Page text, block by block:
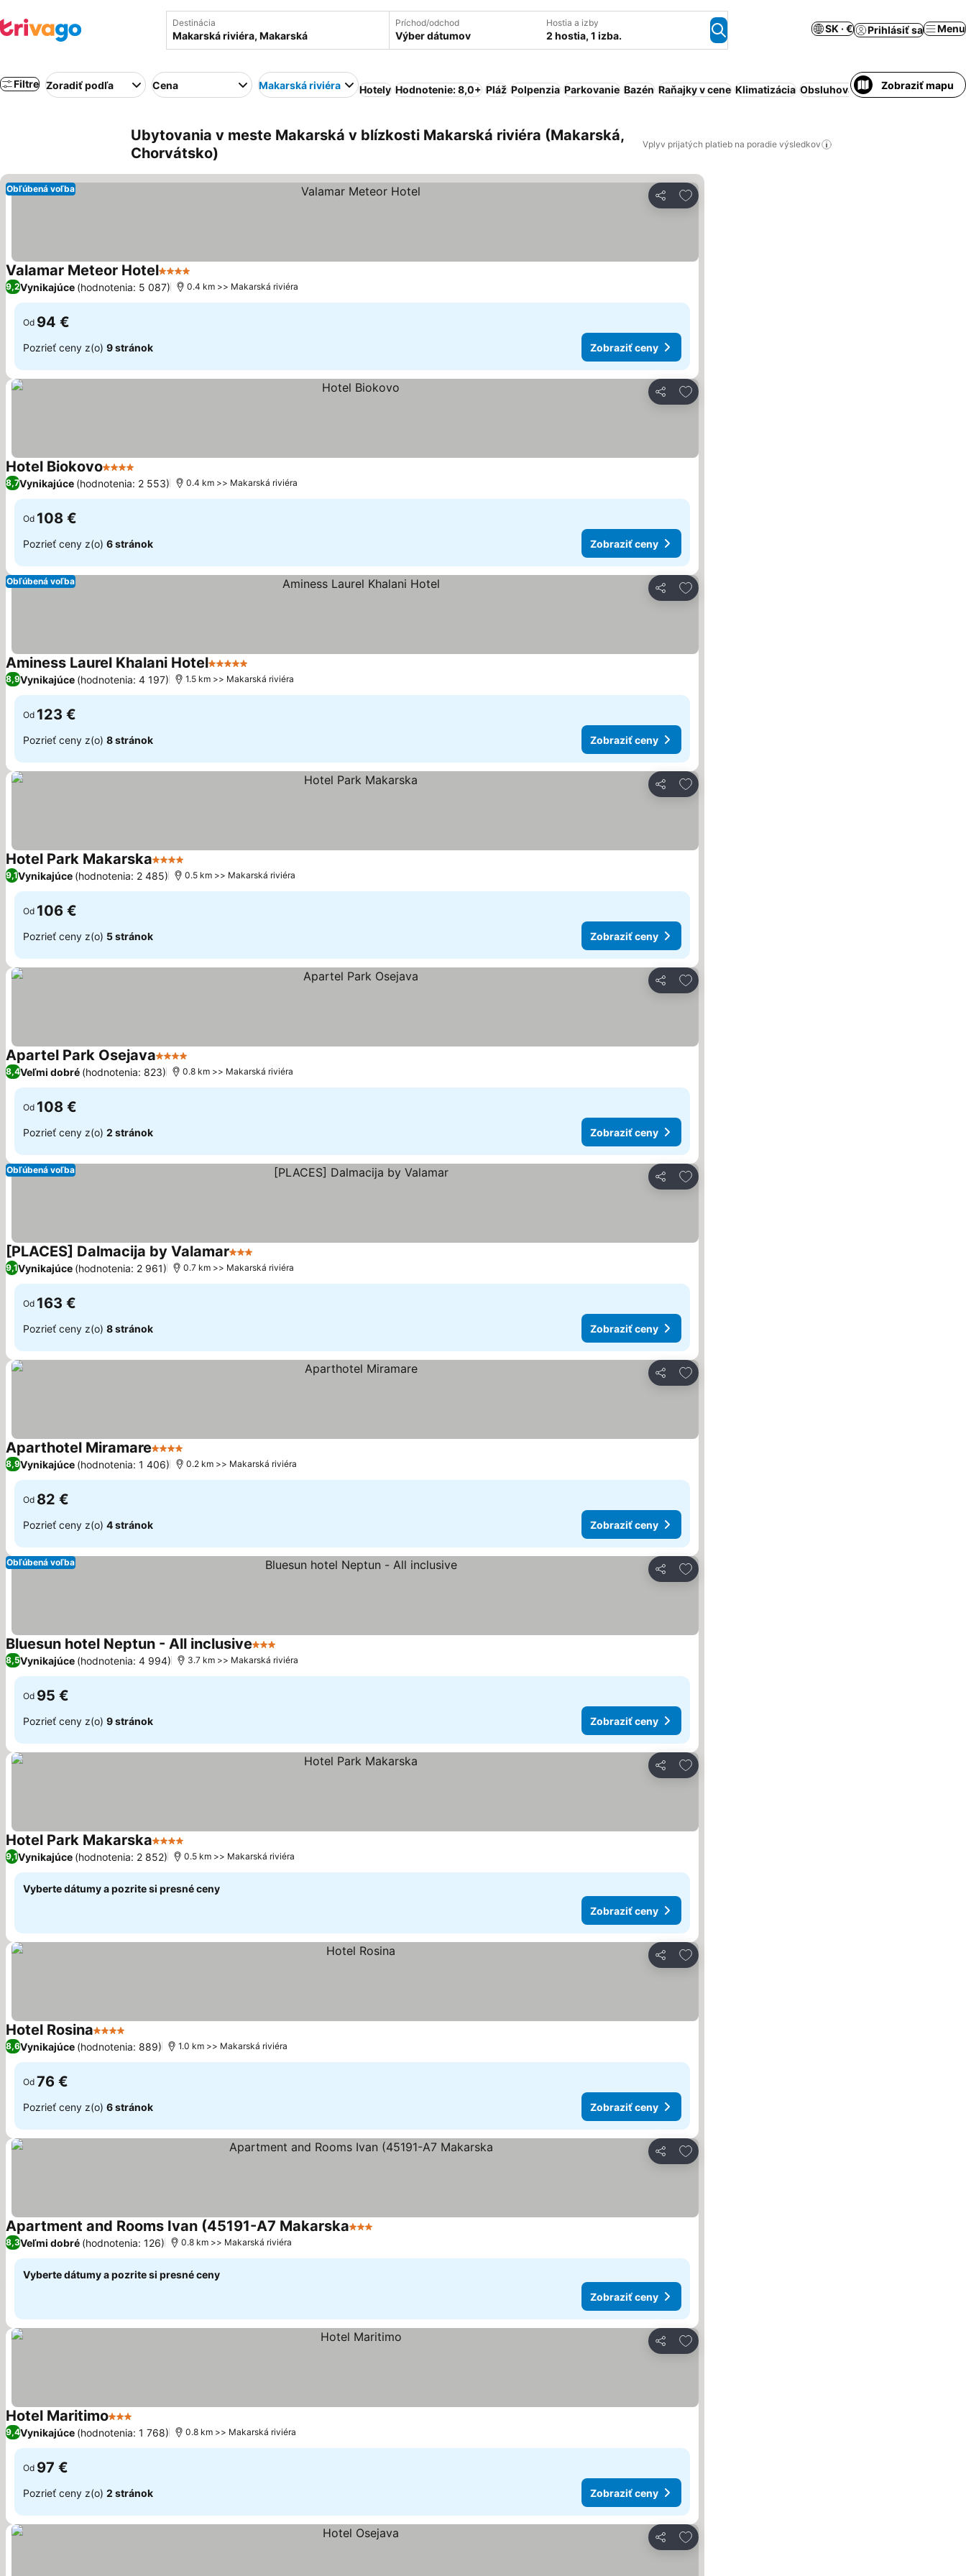
Destinácia Príchod/odchod
Výber dátumov
Hostia a izby
2 hostia, 1 izba.
SK · € Prihlásiť sa Menu
Filtre Zoradiť podľa Cena Makarská riviéra Hotely Hodnotenie: 8,0+ Pláž Polpenzia Parkovanie Bazén Raňajky v cene Klimatizácia Obsluhovaný apartmán Celý
Zobraziť mapu
Ubytovania v meste Makarská v blízkosti Makarská riviéra (Makarská,
Chorvátsko)
Vplyv prijatých platieb na poradie výsledkov
Zdieľať
Pridať do obľúbených
Obľúbená voľba
Valamar Meteor Hotel4 Počet hviezdičiek
9,2Vynikajúce (hodnotenia: 5 087) 0.4 km >> Makarská riviéra
Od 94 €
Pozrieť ceny z(o) 9 stránok Zobraziť ceny
Zdieľať
Pridať do obľúbených
Hotel Biokovo4 Počet hviezdičiek
Zobraziť ceny
8,7Vynikajúce (hodnotenia: 2 553) 0.4 km >> Makarská riviéra
Od 108 €
Pozrieť ceny z(o) 6 stránok Zobraziť ceny
Zdieľať
Pridať do obľúbených
Obľúbená voľba
Aminess Laurel Khalani Hotel5 Počet hviezdičiek
8,9Vynikajúce (hodnotenia: 4 197) 1.5 km >> Makarská riviéra
Od 123 €
Pozrieť ceny z(o) 8 stránok Zobraziť ceny
Zdieľať
Pridať do obľúbených
Hotel Park Makarska4 Počet hviezdičiek
9,1Vynikajúce (hodnotenia: 2 485) 0.5 km >> Makarská riviéra
Od 106 €
Pozrieť ceny z(o) 5 stránok Zobraziť ceny
Zdieľať
Pridať do obľúbených
Apartel Park Osejava4 Počet hviezdičiek
8,4Veľmi dobré (hodnotenia: 823) 0.8 km >> Makarská riviéra
Od 108 €
Pozrieť ceny z(o) 2 stránok Zobraziť ceny
Zdieľať
Pridať do obľúbených
Obľúbená voľba
[PLACES] Dalmacija by Valamar3 Počet hviezdičiek
9,1Vynikajúce (hodnotenia: 2 961) 0.7 km >> Makarská riviéra
Od 163 €
Pozrieť ceny z(o) 8 stránok Zobraziť ceny
Zdieľať
Pridať do obľúbených
Aparthotel Miramare4 Počet hviezdičiek
8,9Vynikajúce (hodnotenia: 1 406) 0.2 km >> Makarská riviéra
Od 82 €
Pozrieť ceny z(o) 4 stránok Zobraziť ceny
Zdieľať
Pridať do obľúbených
Obľúbená voľba
Bluesun hotel Neptun - All inclusive3 Počet hviezdičiek
8,5Vynikajúce (hodnotenia: 4 994) 3.7 km >> Makarská riviéra
Od 95 €
Pozrieť ceny z(o) 9 stránok Zobraziť ceny
Zdieľať
Pridať do obľúbených
Hotel Park Makarska4 Počet hviezdičiek
9,1Vynikajúce (hodnotenia: 2 852) 0.5 km >> Makarská riviéra
Vyberte dátumy a pozrite si presné ceny
Zobraziť ceny
Zdieľať
Pridať do obľúbených
Hotel Rosina4 Počet hviezdičiek
Zobraziť ceny
8,6Vynikajúce (hodnotenia: 889) 1.0 km >> Makarská riviéra
Od 76 €
Pozrieť ceny z(o) 6 stránok Zobraziť ceny
Zdieľať
Pridať do obľúbených
Apartment and Rooms Ivan (45191-A7 Makarska3 Počet hviezdičiek
8,3Veľmi dobré (hodnotenia: 126) 0.8 km >> Makarská riviéra
Vyberte dátumy a pozrite si presné ceny
Zobraziť ceny
Zdieľať
Pridať do obľúbených
Hotel Maritimo3 Počet hviezdičiek
Zobraziť ceny
9,4Vynikajúce (hodnotenia: 1 768) 0.8 km >> Makarská riviéra
Od 97 €
Pozrieť ceny z(o) 2 stránok Zobraziť ceny
Zdieľať
Pridať do obľúbených